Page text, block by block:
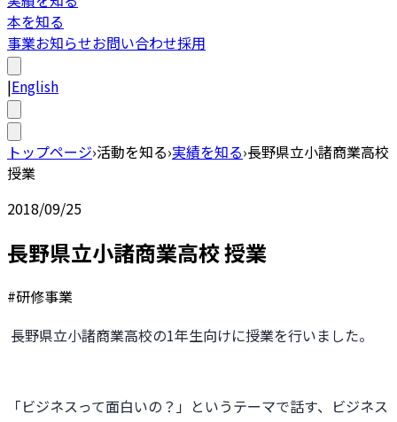
本を知る
事業お知らせお問い合わせ採用
|English
トップページ›活動を知る›実績を知る›長野県立小諸商業高校
授業
2018/09/25
長野県立小諸商業高校 授業
#研修事業
長野県立小諸商業高校の1年生向けに授業を行いました。
「ビジネスって面白いの？」というテーマで話す、ビジネス